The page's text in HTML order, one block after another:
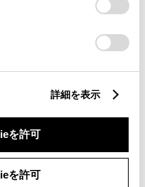
いについて
」をご覧くだ
詳細を表示
を許可
を許可